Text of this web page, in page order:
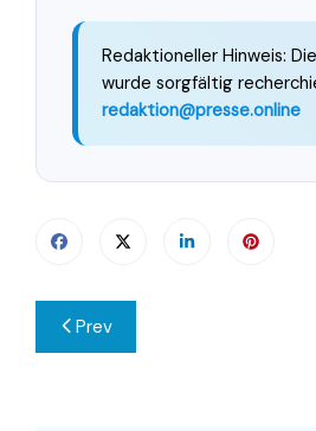
Redaktioneller Hinweis:
wurde sorgfältig
redaktion@presse.online
Prev